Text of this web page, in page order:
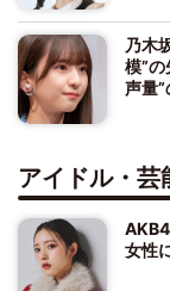
乃木
模”
声量
アイドル・芸
女性